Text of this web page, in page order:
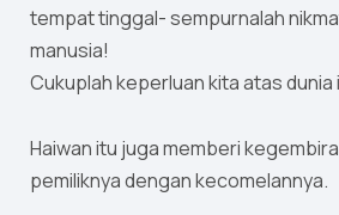
tempat tinggal- sempurnalah
manusia!
Cukuplah keperluan kita atas dunia
Haiwan itu juga memberi
pemiliknya dengan kecomelannya.